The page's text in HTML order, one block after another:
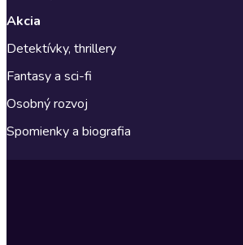
Akcia
Detektívky, thrillery
Fantasy a sci-fi
Osobný rozvoj
Spomienky a biografia